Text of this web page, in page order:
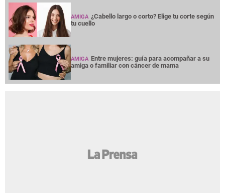
AMIGA ¿Cabello largo o corto? Elige tu corte según
tu cuello
AMIGA Entre mujeres: guía para acompañar a su
amiga o familiar con cáncer de mama